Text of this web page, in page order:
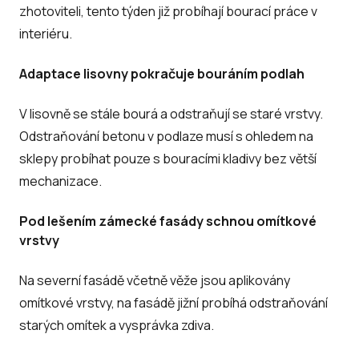
zhotoviteli, tento týden již probíhají bourací práce v
interiéru.
Adaptace lisovny pokračuje bouráním podlah
V lisovně se stále bourá a odstraňují se staré vrstvy.
Odstraňování betonu v podlaze musí s ohledem na
sklepy probíhat pouze s bouracími kladivy bez větší
mechanizace.
Pod lešením zámecké fasády schnou omítkové
vrstvy
Na severní fasádě včetně věže jsou aplikovány
omítkové vrstvy, na fasádě jižní probíhá odstraňování
starých omítek a vysprávka zdiva.